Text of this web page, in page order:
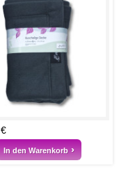
In den Warenkorb